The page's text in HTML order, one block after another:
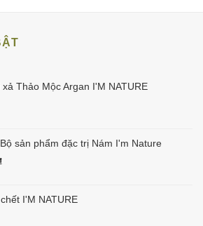
xả Thảo Mộc Argan I'M NATURE
sản phẩm đặc trị Nám I'm Nature
I'M NATURE